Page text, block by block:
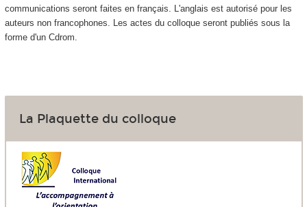
communications seront faites en français. L'anglais est autorisé pour les
auteurs non francophones. Les actes du colloque seront publiés sous la
forme d'un Cdrom.
La Plaquette du colloque